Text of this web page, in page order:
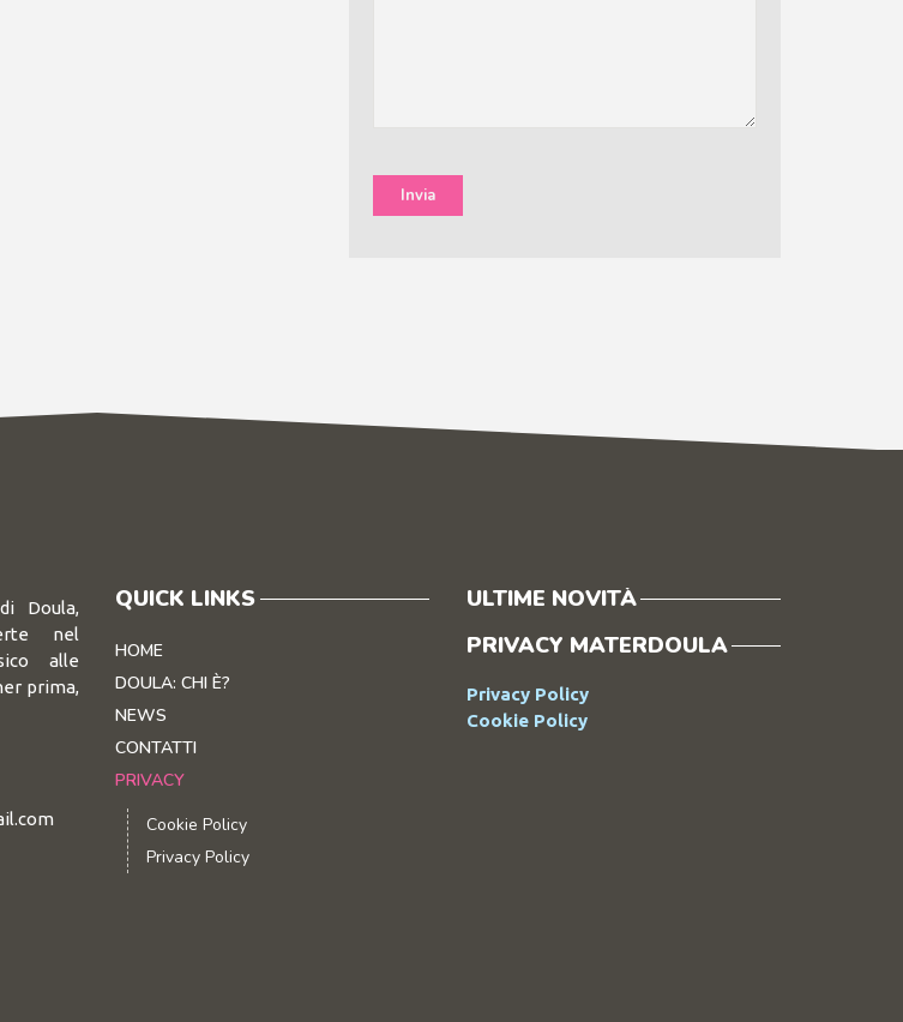
Doula,
nel
alle
prima,
QUICK LINKS
HOME
DOULA: CHI È?
NEWS
CONTATTI
PRIVACY
Cookie Policy
Privacy Policy
ULTIME NOVITÀ
PRIVACY MATERDOULA
Privacy Policy
Cookie Policy